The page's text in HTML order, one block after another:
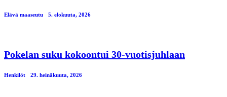
Elävä maaseutu 5. elokuuta, 2026
Pokelan suku kokoontui 30-vuotisjuhlaan
Henkilöt 29. heinäkuuta, 2026